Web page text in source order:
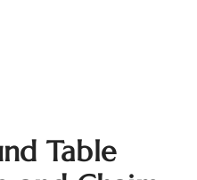
Table